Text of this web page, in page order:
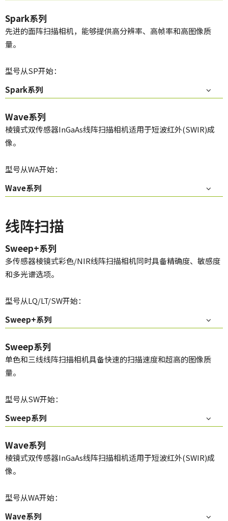
Spark系列
先进的面阵扫描相机，能够提供高分辨率、高帧率和高图像质
量。
型号从SP开始：
Spark系列
Wave系列
棱镜式双传感器InGaAs线阵扫描相机适用于短波红外(SWIR)成
像。
型号从WA开始：
Wave系列
线阵扫描
Sweep+系列
多传感器棱镜式彩色/NIR线阵扫描相机同时具备精确度、敏感度
和多光谱选项。
型号从LQ/LT/SW开始：
Sweep+系列
Sweep系列
单色和三线线阵扫描相机具备快速的扫描速度和超高的图像质
量。
型号从SW开始：
Sweep系列
Wave系列
棱镜式双传感器InGaAs线阵扫描相机适用于短波红外(SWIR)成
像。
型号从WA开始：
Wave系列